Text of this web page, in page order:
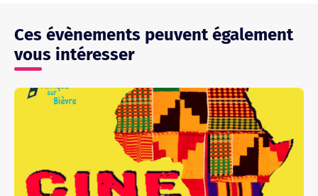
Ces évènements peuvent également
vous intéresser